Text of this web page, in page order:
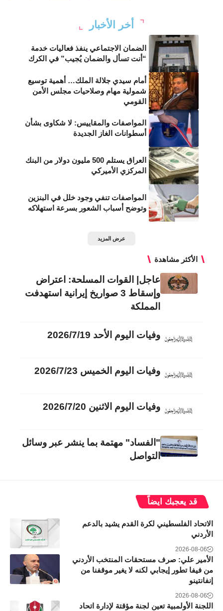
أخر الأخبار
الضمان الاجتماعي ينفذ فعاليات خدمة
“أنت تسأل والضمان يُجيب” في الكرك
أمام سيدي جلالة الملك… أهمية توسيع
شمولية مهام وصلاحيات مجلس الأمن
القومي
المواصفات والمقاييس: لا شكاوى بشأن
أسطوانات الغاز الجديدة
العراق يستلم 500 مليون دولار من البنك
المركزي الأميركي
المواصفات تنفي وجود خلل في البنزين
وتوضح أسباب الشعور بسرعة استهلاكه
عرض المزيد
الأكثر مشاهدة
عاجل| القوات المسلحة: اعتراض
وإسقاط 3 صواريخ إيرانية استهدفت
المملكة
وفيات اليوم الأحد 2026/7/19
وفيات اليوم الخميس 2026/7/23
وفيات اليوم الاثنين 2026/7/20
"الفساد" مهتمة بما ينشر عبر وسائل
التواصل
قد يعجبك ايضاً
الاتحاد الفلسطيني لكرة القدم يشيد بالدعم
الأردني
2026-08-06
الأمير علي: صرف مستحقات المنتخب الأردني
من فيفا تطور إيجابي لكنه لا يغير موقفنا من
إنفانتينو
2026-08-06
اللجنة الأولمبية تعين لجنة مؤقتة لإدارة اتحاد